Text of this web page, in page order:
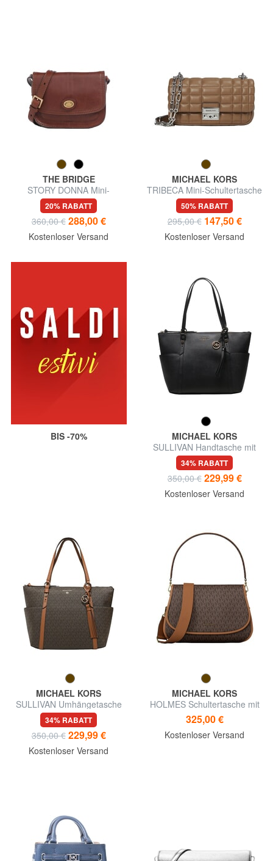
THE BRIDGE
STORY DONNA Mini-
Umhängetasche aus Leder
20% RABATT
360,00 € 288,00 €
Kostenloser Versand
MICHAEL KORS
TRIBECA Mini-Schultertasche
aus Leder
50% RABATT
295,00 € 147,50 €
Kostenloser Versand
BIS -70%
MICHAEL KORS
SULLIVAN Handtasche mit
Schulterriemen
34% RABATT
350,00 € 229,99 €
Kostenloser Versand
MICHAEL KORS
SULLIVAN Umhängetasche
34% RABATT
350,00 € 229,99 €
Kostenloser Versand
MICHAEL KORS
HOLMES Schultertasche mit
Schultergurt
325,00 €
Kostenloser Versand